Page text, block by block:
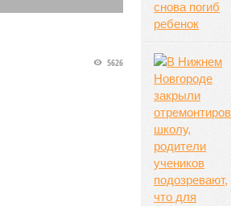
на проспекте
выше уровня
работу,
5626